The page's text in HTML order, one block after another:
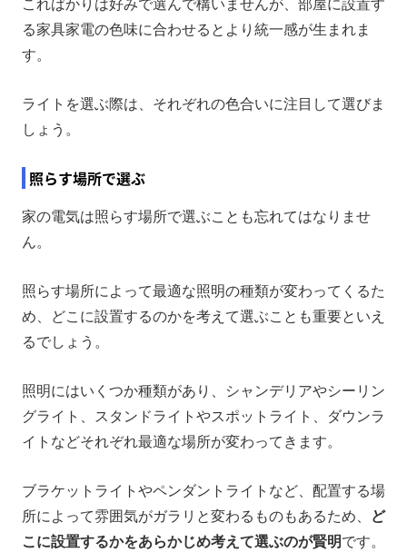
こればかりは好みで選んで構いませんが、部屋に設置す
る家具家電の色味に合わせるとより統一感が生まれま
す。
ライトを選ぶ際は、それぞれの色合いに注目して選びま
しょう。
照らす場所で選ぶ
家の電気は照らす場所で選ぶことも忘れてはなりませ
ん。
照らす場所によって最適な照明の種類が変わってくるた
め、どこに設置するのかを考えて選ぶことも重要といえ
るでしょう。
照明にはいくつか種類があり、シャンデリアやシーリン
グライト、スタンドライトやスポットライト、ダウンラ
イトなどそれぞれ最適な場所が変わってきます。
ブラケットライトやペンダントライトなど、配置する場
所によって雰囲気がガラリと変わるものもあるため、
ど
こに設置するかをあらかじめ考えて選ぶのが賢明です。